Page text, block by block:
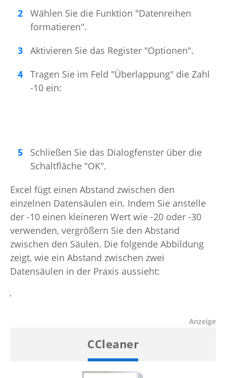
Wählen Sie die Funktion "Datenreihen
formatieren".
Aktivieren Sie das Register "Optionen".
Tragen Sie im Feld "Überlappung" die Zahl
-10 ein:
Schließen Sie das Dialogfenster über die
Schaltfläche "OK".
Excel fügt einen Abstand zwischen den
einzelnen Datensäulen ein. Indem Sie anstelle
der -10 einen kleineren Wert wie -20 oder -30
verwenden, vergrößern Sie den Abstand
zwischen den Säulen. Die folgende Abbildung
zeigt, wie ein Abstand zwischen zwei
Datensäulen in der Praxis aussieht: